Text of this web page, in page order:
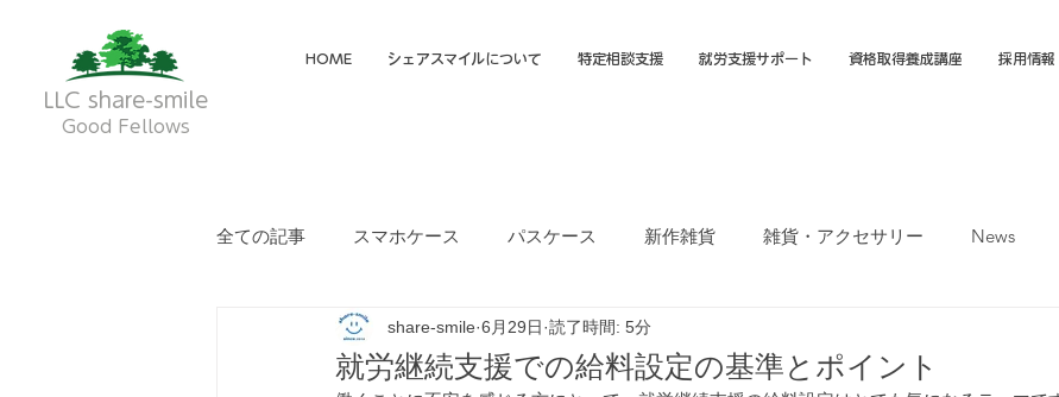
LLC share-smile
Good Fellows
HOME シェアスマイルについて 特定相談支援 就労支援サポート 資格取得養成講座 採用情報
全ての記事 スマホケース パスケース 新作雑貨 雑貨・アクセサリー News
メイディア掲載・動画 フクオカTシャツマーケット
就労継続支援での給料設定の基準とポイント
share-smile 6月29日 読了時間: 5分